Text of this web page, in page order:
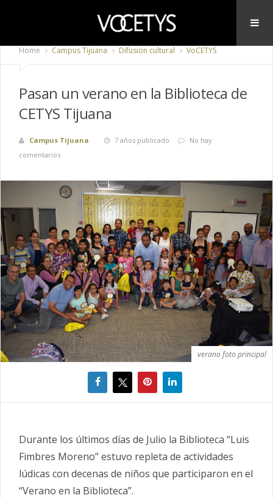
Home Campus Tijuana Difusion cultural VoCETYS
Pasan un verano en la Biblioteca de
CETYS Tijuana
Campus Tijuana 7 años publicado
No hay
comentarios
verano foto principal
Durante los últimos días de Julio la Biblioteca “Luis
Fimbres Moreno” estuvo repleta de actividades
lúdicas con decenas de niños que participaron en el
“Verano en la Biblioteca”.